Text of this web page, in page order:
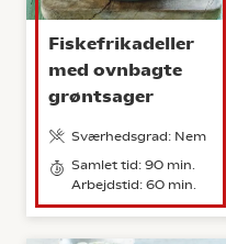
Fiskefrikadeller
med ovnbagte
grøntsager
Sværhedsgrad: Nem
Samlet tid: 90 min.
Arbejdstid: 60 min.